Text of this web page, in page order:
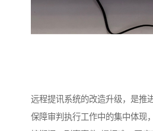
远程提讯系统的改造升级，是推
保障审判执行工作中的集中体现